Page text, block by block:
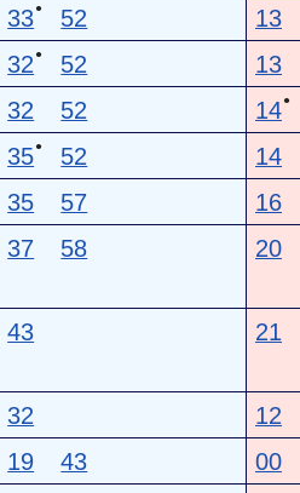
33● 52 13
32 ● 52 13
32 52 14●
35● 52 14
35 57 16
37 58 20
43 21
32 12
19 43 00